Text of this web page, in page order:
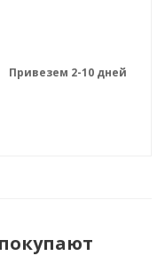
Привезем 2-10 дней